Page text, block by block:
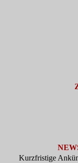
Kurzfristige